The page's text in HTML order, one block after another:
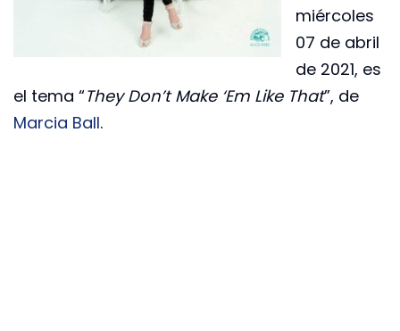
miércoles
07 de abril
de 2021, es
el tema “They Don’t Make ‘Em Like That”, de
Marcia Ball.